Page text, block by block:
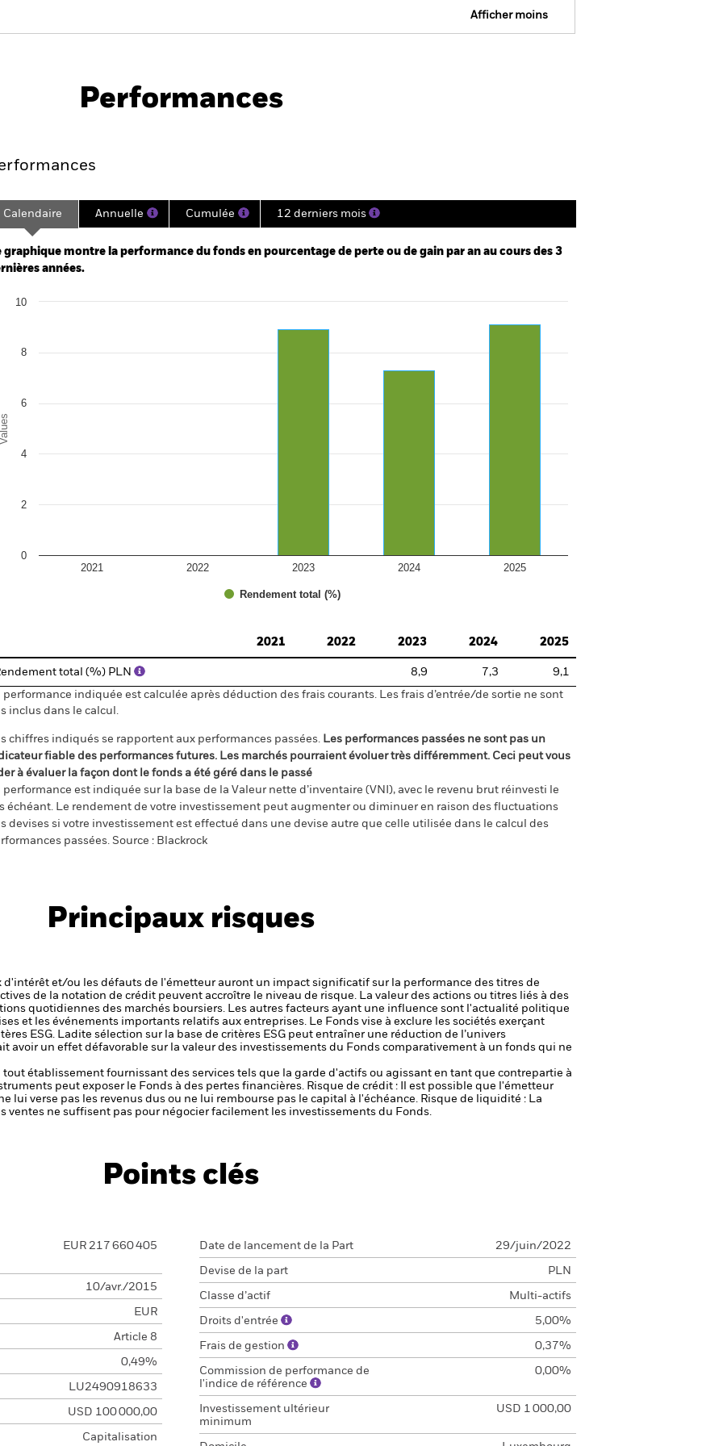
Afficher moins
Performances
2022-05-31 00:00:00 to 2026-07-31 00:00:00.
-30 to 60.
Calendaire Annuelle Cumulée 12 derniers mois
graphique montre la performance du fonds en pourcentage de perte ou de gain par an au cours des 3
années.
chart with 5 bars.
Rendement total (%)
2021 2022 2023 2024 2025
0
2
4
6
8
10
2021
2022 2023 2024 2025
total (%) PLN 8,9 7,3
9,1
performance indiquée est calculée après déduction des frais courants. Les frais d’entrée/de sortie ne sont
inclus dans le calcul.
chiffres indiqués se rapportent aux performances passées. Les performances passées ne sont pas un
fiable des performances futures. Les marchés pourraient évoluer très différemment. Ceci peut vous
à évaluer la façon dont le fonds a été géré dans le passé
performance est indiquée sur la base de la Valeur nette d’inventaire (VNI), avec le revenu brut réinvesti le
échéant. Le rendement de votre investissement peut augmenter ou diminuer en raison des fluctuations
devises si votre investissement est effectué dans une devise autre que celle utilisée dans le calcul des
passées. Source : Blackrock
Principaux risques
d'intérêt et/ou les défauts de l'émetteur auront un impact significatif sur la performance des titres de
de la notation de crédit peuvent accroître le niveau de risque. La valeur des actions ou titres liés à des
quotidiennes des marchés boursiers. Les autres facteurs ayant une influence sont l'actualité politique
et les événements importants relatifs aux entreprises. Le Fonds vise à exclure les sociétés exerçant
ESG. Ladite sélection sur la base de critères ESG peut entraîner une réduction de l’univers
avoir un effet défavorable sur la valeur des investissements du Fonds comparativement à un fonds qui ne
établissement fournissant des services tels que la garde d'actifs ou agissant en tant que contrepartie à
peut exposer le Fonds à des pertes financières. Risque de crédit : Il est possible que l'émetteur
lui verse pas les revenus dus ou ne lui rembourse pas le capital à l'échéance. Risque de liquidité : La
ventes ne suffisent pas pour négocier facilement les investissements du Fonds.
Points clés
EUR 217 660 405
10/avr./2015
EUR
Article 8
0,49%
LU2490918633
USD 100 000,00
Capitalisation
Date de lancement de la Part 29/juin/2022
Devise de la part PLN
Classe d’actif Multi-actifs
Droits d'entrée 5,00%
Frais de gestion 0,37%
Commission de performance de
l'indice de référence
0,00%
Investissement ultérieur
minimum
USD 1 000,00